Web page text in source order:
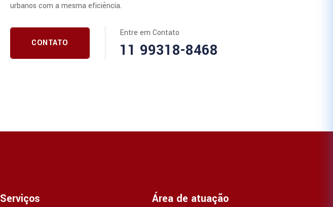
urbanos com a mesma eficiência.
CONTATO
Entre em Contato
11 99318-8468
Serviços Área de atuação